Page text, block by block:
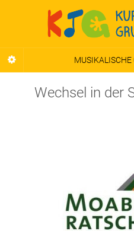
MUSIKALISCHE
Wechsel in der